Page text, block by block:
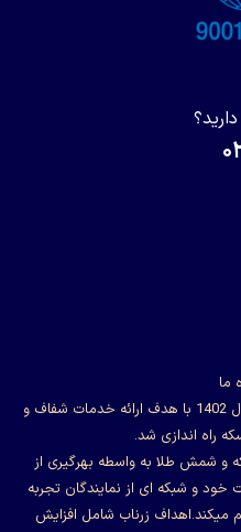
ما
زرناب تجارت رادین(رادین شمش) در سال 1402 با هدف ارائه خدمات شفاف و
راه اندازی شد.
و شمش طلا به واسطه بهرگیری از
و شبکه ای از نمایندگان تجربه
میکند.اهداف زرناب شامل افزایش